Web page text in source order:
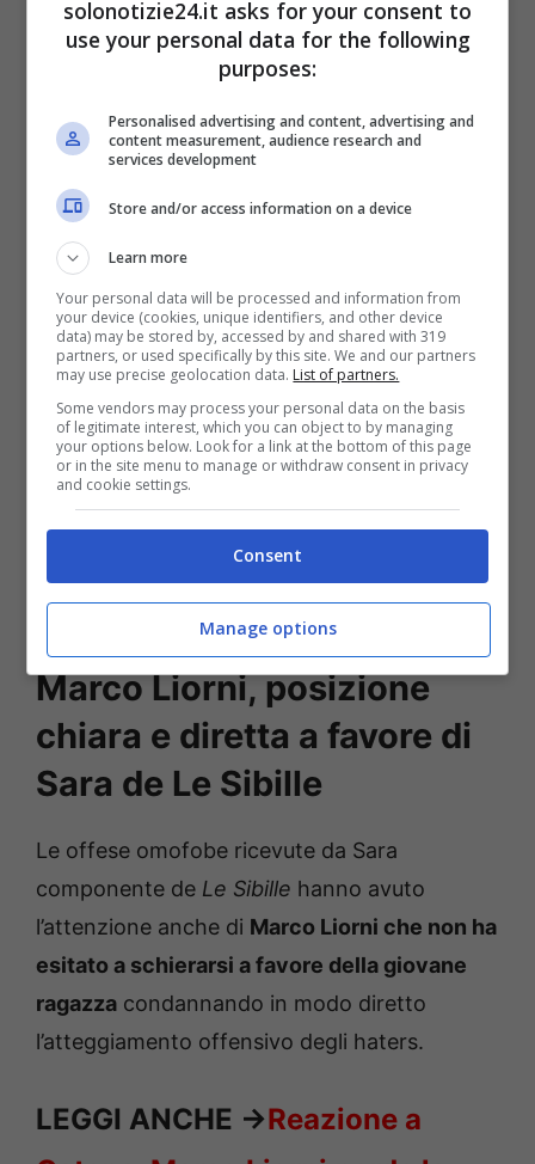
Sempreinsieme Solonotizie24
LEGGI ANCHE ->Reazione a
Catena terrore dopo il coming
out di Sara | Marco Liorni
costretto ad intervenire
Marco Liorni, posizione
chiara e diretta a favore di
Sara de Le Sibille
Le offese omofobe ricevute da Sara
componente de Le Sibille hanno avuto
l’attenzione anche di Marco Liorni che non ha
esitato a schierarsi a favore della giovane
ragazza condannando in modo diretto
l’atteggiamento offensivo degli haters.
LEGGI ANCHE ->Reazione a
solonotizie24.it asks for your consent to
use your personal data for the following
purposes:
Personalised advertising and content, advertising and
content measurement, audience research and
services development
Store and/or access information on a device
Learn more
Your personal data will be processed and information from
your device (cookies, unique identifiers, and other device
data) may be stored by, accessed by and shared with 319
partners, or used specifically by this site. We and our partners
may use precise geolocation data. List of partners.
Some vendors may process your personal data on the basis
of legitimate interest, which you can object to by managing
your options below. Look for a link at the bottom of this page
or in the site menu to manage or withdraw consent in privacy
and cookie settings.
Consent
Manage options